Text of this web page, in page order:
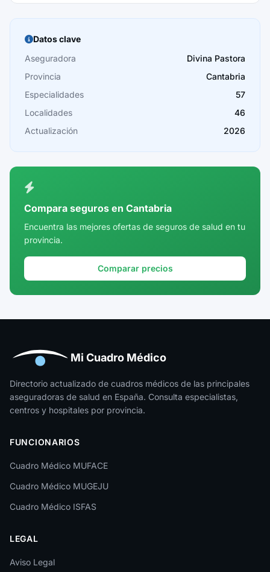
Burgos
Cáceres
Cádiz
Cantabria
Castellón
Córdoba
Cuenca
Girona
Huesca
Jaén
La Rioja
León
Lleida
Lugo
Málaga
Melilla
Datos clave
Aseguradora
Divina Pastora
Provincia
Cantabria
Especialidades
57
Localidades
46
Actualización
2026
Compara seguros en Cantabria
Encuentra las mejores ofertas de seguros de salud en tu
provincia.
Comparar precios
Mi Cuadro Médico
Directorio actualizado de cuadros médicos de las principales
aseguradoras de salud en España. Consulta especialistas,
centros y hospitales por provincia.
FUNCIONARIOS
Cuadro Médico MUFACE
Cuadro Médico MUGEJU
Cuadro Médico ISFAS
LEGAL
Aviso Legal